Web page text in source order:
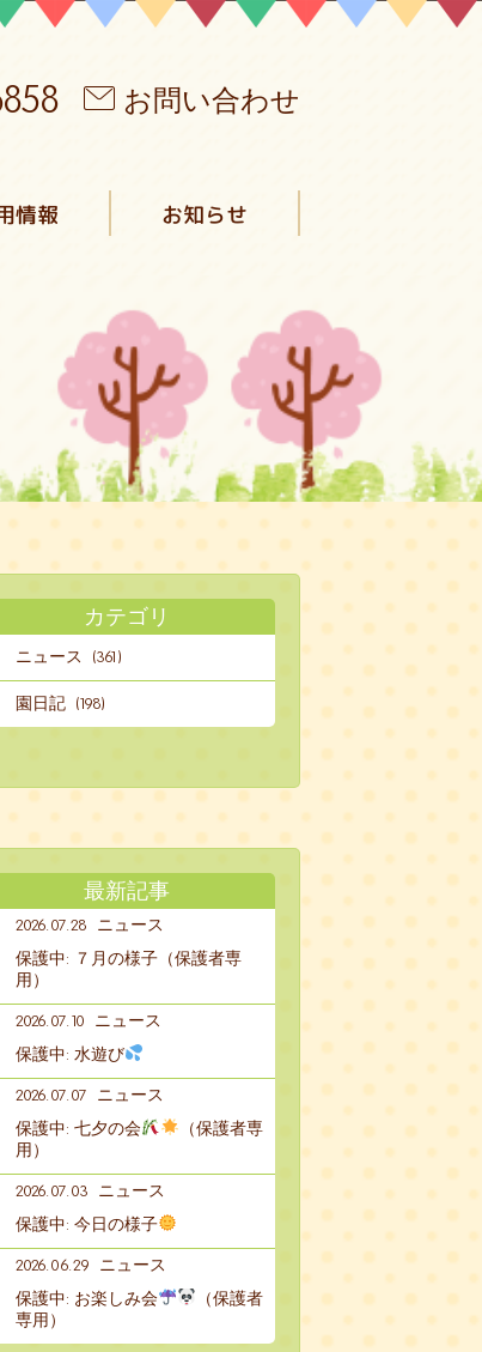
お問い合わせ
情報 お知らせ
カテゴリ
ニュース (361)
園日記 (198)
最新記事
2026.07.28
ニュース
保護中: ７月の様子（保護者専
用）
2026.07.10
ニュース
保護中: 水遊び
2026.07.07
ニュース
保護中: 七夕の会
（保護者専
用）
2026.07.03
ニュース
保護中: 今日の様子
2026.06.29
ニュース
保護中: お楽しみ会
（保護者
専用）